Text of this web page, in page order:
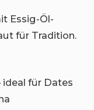
Essig-Öl-
für Tradition.
ideal für Dates